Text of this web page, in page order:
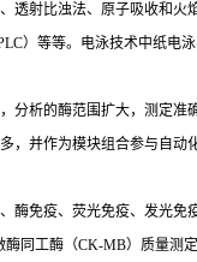
透射比浊法、原子吸收和
）等等。电泳技术中纸电
分析的酶范围扩大，测定
，并作为模块组合参与自动
酶免疫、荧光免疫、发光
同工酶（CK-MB）质量测定